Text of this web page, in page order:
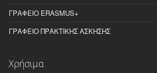
ΓΡΑΦΕΊΟ ERASMUS+
ΓΡΑΦΕΊΟ ΠΡΑΚΤΙΚΉΣ ΆΣΚΗΣΗΣ
Χρήσιμα